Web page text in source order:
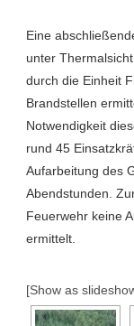
Eine
unter
durch die Einheit
Brandstellen
Notwendigkeit
rund 45
Aufarbeitung des
Abendstunden.
Feuerwehr keine
ermittelt.
[Show as